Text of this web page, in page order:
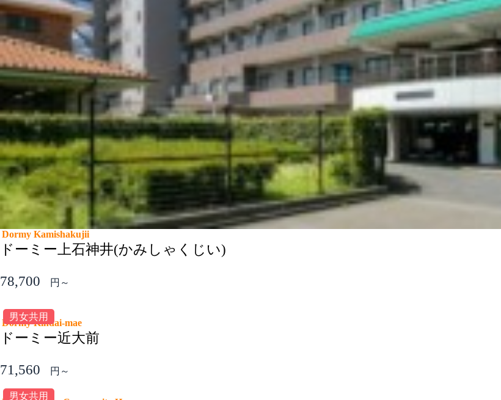
Dormy Kamishakujii
ドーミー上石神井(かみしゃくじい)
78,700 円～
男女共用
Dormy Kindai-mae
ドーミー近大前
71,560 円～
男女共用